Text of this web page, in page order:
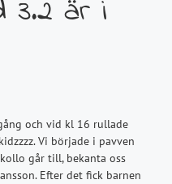
3.2 är i
och vid kl 16 rullade
Vi började i pavven
går till, bekanta oss
Efter det fick barnen